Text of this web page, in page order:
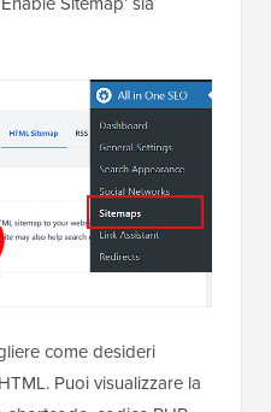
come desideri
Puoi visualizzare la